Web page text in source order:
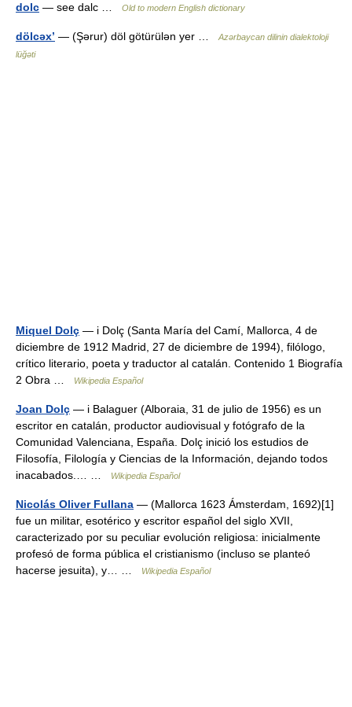
dolc — see dalc … Old to modern English dictionary
dölcəx’ — (Şərur) döl götürülən yer …
Azərbaycan dilinin dialektoloji
lüğəti
Miquel Dolç — i Dolç (Santa María del Camí, Mallorca, 4 de
diciembre de 1912 Madrid, 27 de diciembre de 1994), filólogo,
crítico literario, poeta y traductor al catalán. Contenido 1 Biografía
2 Obra …
Wikipedia Español
Joan Dolç — i Balaguer (Alboraia, 31 de julio de 1956) es un
escritor en catalán, productor audiovisual y fotógrafo de la
Comunidad Valenciana, España. Dolç inició los estudios de
Filosofía, Filología y Ciencias de la Información, dejando todos
inacabados.… …
Wikipedia Español
Nicolás Oliver Fullana — (Mallorca 1623 Ámsterdam, 1692)[1]
fue un militar, esotérico y escritor español del siglo XVII,
caracterizado por su peculiar evolución religiosa: inicialmente
profesó de forma pública el cristianismo (incluso se planteó
hacerse jesuita), y… …
Wikipedia Español